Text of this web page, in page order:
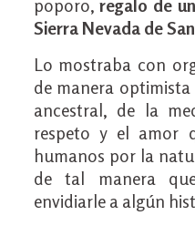
poporo,regalo de
Sierra Nevada de
Lo mostraba con
de manera
ancestral, de la
respeto y el amor
humanos por la
de tal manera
envidiarle a algún